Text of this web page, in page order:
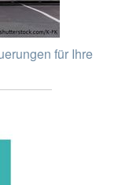
für Ihre